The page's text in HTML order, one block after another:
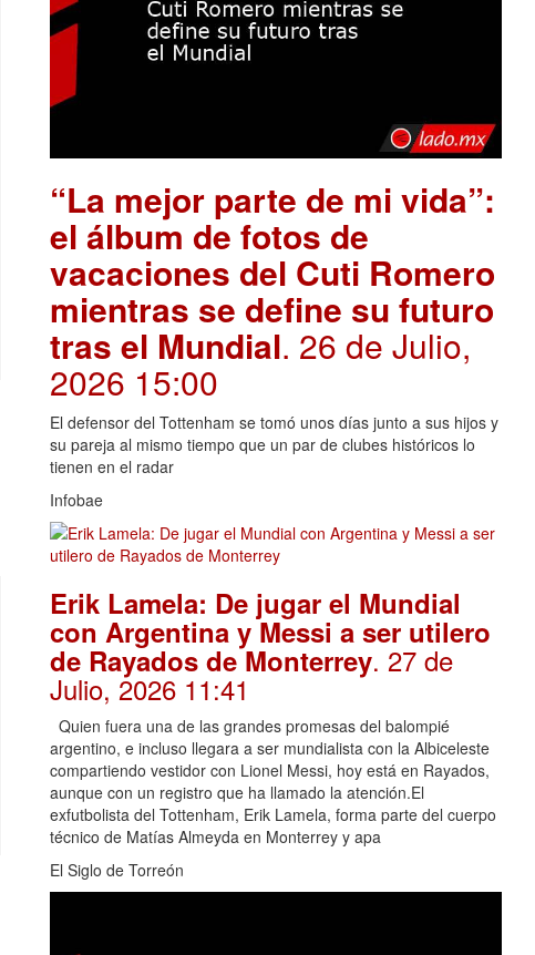
“La mejor parte de mi vida”:
el álbum de fotos de
vacaciones del Cuti Romero
mientras se define su futuro
tras el Mundial. 26 de Julio,
2026 15:00
El defensor del Tottenham se tomó unos días junto a sus hijos y
su pareja al mismo tiempo que un par de clubes históricos lo
tienen en el radar
Infobae
Erik Lamela: De jugar el Mundial
con Argentina y Messi a ser utilero
de Rayados de Monterrey. 27 de
Julio, 2026 11:41
Quien fuera una de las grandes promesas del balompié
argentino, e incluso llegara a ser mundialista con la Albiceleste
compartiendo vestidor con Lionel Messi, hoy está en Rayados,
aunque con un registro que ha llamado la atención.El
exfutbolista del Tottenham, Erik Lamela, forma parte del cuerpo
técnico de Matías Almeyda en Monterrey y apa
El Siglo de Torreón